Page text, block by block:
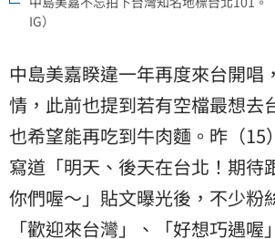
IG）
中島美嘉睽違一年再度來台開唱
情，此前也提到若有空檔最想去
也希望能再吃到牛肉麵。昨（15
寫道「明天、後天在台北！期待
你們喔～」貼文曝光後，不少粉
「歡迎來台灣」、「好想巧遇喔